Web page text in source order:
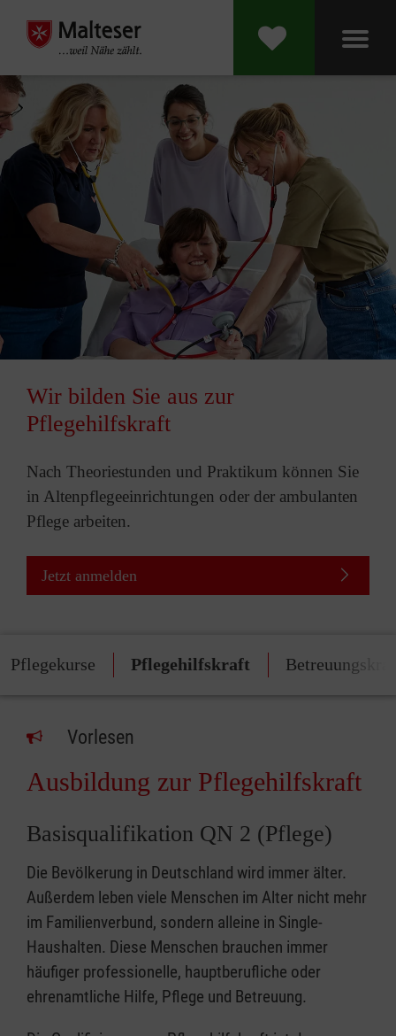
Wir bilden Sie aus zur
Pflegehilfskraft
Nach Theoriestunden und Praktikum können Sie
in Altenpflegeeinrichtungen oder der ambulanten
Pflege arbeiten.
Jetzt anmelden
Pflegekurse Pflegehilfskraft
Vorlesen
Ausbildung zur Pflegehilfskraft
Basisqualifikation QN 2 (Pflege)
Die Bevölkerung in Deutschland wird immer älter.
Außerdem leben viele Menschen im Alter nicht mehr
im Familienverbund, sondern alleine in Single-
Haushalten. Diese Menschen brauchen immer
häufiger professionelle, hauptberufliche oder
ehrenamtliche Hilfe, Pflege und Betreuung.